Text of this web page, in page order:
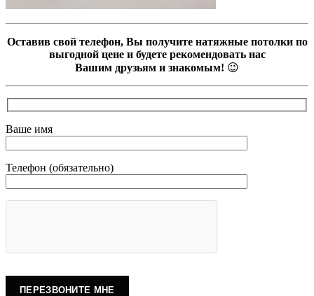
Оставив свой телефон, Вы получите натяжные потолки по
выгодной цене и будете рекомендовать нас
Вашим друзьям и знакомым! 😉
Ваше имя
Телефон (обязательно)